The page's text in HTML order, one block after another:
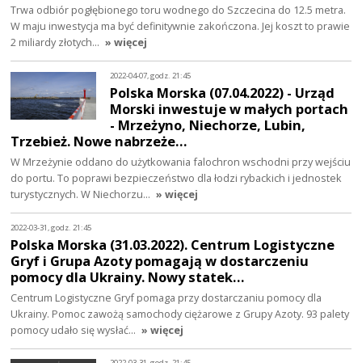
Trwa odbiór pogłębionego toru wodnego do Szczecina do 12.5 metra.
W maju inwestycja ma być definitywnie zakończona. Jej koszt to prawie
2 miliardy złotych… » więcej
2022-04-07, godz. 21:45
Polska Morska (07.04.2022) - Urząd
Morski inwestuje w małych portach
- Mrzeżyno, Niechorze, Lubin,
Trzebież. Nowe nabrzeże…
W Mrzeżynie oddano do użytkowania falochron wschodni przy wejściu
do portu. To poprawi bezpieczeństwo dla łodzi rybackich i jednostek
turystycznych. W Niechorzu… » więcej
2022-03-31, godz. 21:45
Polska Morska (31.03.2022). Centrum Logistyczne
Gryf i Grupa Azoty pomagają w dostarczeniu
pomocy dla Ukrainy. Nowy statek…
Centrum Logistyczne Gryf pomaga przy dostarczaniu pomocy dla
Ukrainy. Pomoc zawożą samochody ciężarowe z Grupy Azoty. 93 palety
pomocy udało się wysłać… » więcej